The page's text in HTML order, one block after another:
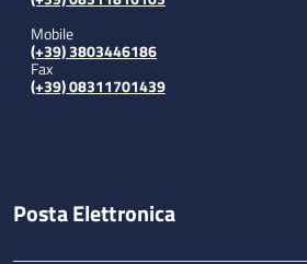
Mobile
(+39) 3803446186
Fax
(+39) 08311701439
Posta Elettronica